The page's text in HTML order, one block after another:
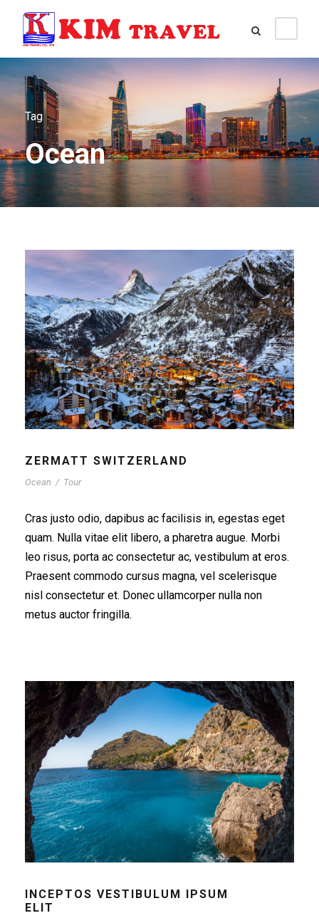
Tag
Ocean
ZERMATT SWITZERLAND
Ocean / Tour
Cras justo odio, dapibus ac facilisis in, egestas eget
quam. Nulla vitae elit libero, a pharetra augue. Morbi
leo risus, porta ac consectetur ac, vestibulum at eros.
Praesent commodo cursus magna, vel scelerisque
nisl consectetur et. Donec ullamcorper nulla non
metus auctor fringilla.
INCEPTOS VESTIBULUM IPSUM
ELIT